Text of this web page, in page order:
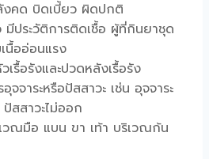
งคด บิดเบี้ยว ผิดปกติ
มีประวัติการติดเชื้อ ผู้ที่กินยาชุด
นื้ออ่อนแรง
รื้อรังและปวดหลังเรื้อรัง
จาระหรือปัสสาวะ เช่น อุจจาระ
สสาวะไม่ออก
วณมือ แบน ขา เท้า บริเวณก้น